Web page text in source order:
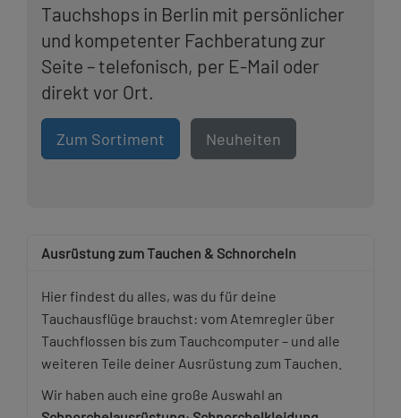
Tauchshops in Berlin mit persönlicher
und kompetenter Fachberatung zur
Seite – telefonisch, per E-Mail oder
direkt vor Ort.
Zum Sortiment Neuheiten
Ausrüstung zum Tauchen & Schnorcheln
Hier findest du alles, was du für deine
Tauchausflüge brauchst: vom Atemregler über
Tauchflossen bis zum Tauchcomputer – und alle
weiteren Teile deiner Ausrüstung zum Tauchen.
Wir haben auch eine große Auswahl an